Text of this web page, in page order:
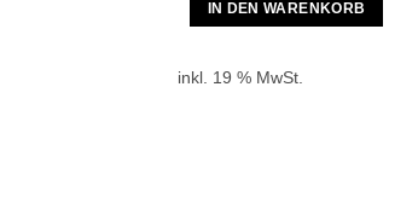
IN DEN WARENKORB
inkl. 19 % MwSt.